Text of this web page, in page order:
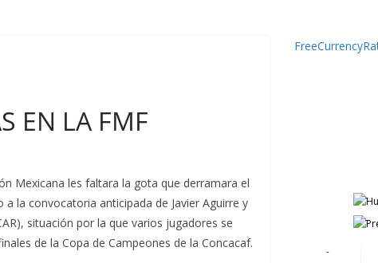
EN LA FMF
Mexicana les faltara la gota que derramara el
la convocatoria anticipada de Javier Aguirre y
situación por la que varios jugadores se
de la Copa de Campeones de la Concacaf.
-
-
-